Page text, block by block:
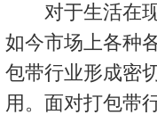
对于生活在现
如今市场上各种
包带行业形成密
用。面对打包带